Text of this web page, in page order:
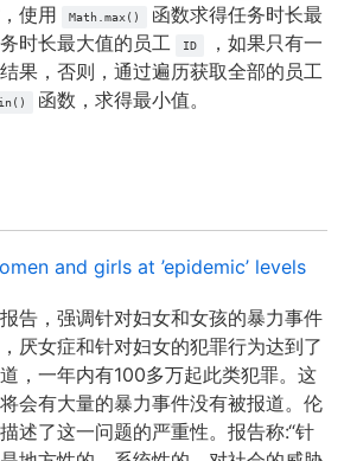
使用
Math.max()
函数求得任务时长最
时长最大值的员工
ID
，如果只有一
果，否则，通过遍历获取全部的员工
函数，求得最小值。
and girls at ’epidemic’ levels
告，强调针对妇女和女孩的暴力事件
厌女症和针对妇女的犯罪行为达到了
，一年内有100多万起此类犯罪。这
会有大量的暴力事件没有被报道。伦
述了这一问题的严重性。报告称:“针